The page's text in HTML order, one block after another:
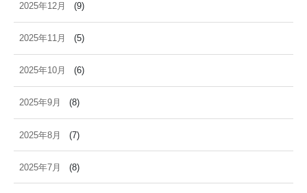
2025年12月 (9)
2025年11月 (5)
2025年10月 (6)
2025年9月 (8)
2025年8月 (7)
2025年7月 (8)